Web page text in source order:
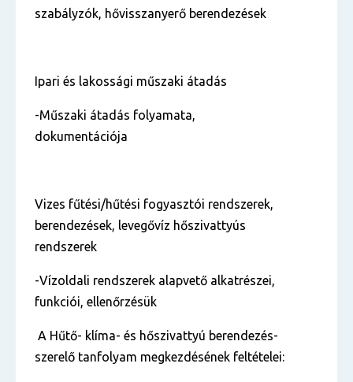
szabályzók, hővisszanyerő berendezések
Ipari és lakossági műszaki átadás
-Műszaki átadás folyamata,
dokumentációja
Vizes fűtési/hűtési fogyasztói rendszerek,
berendezések, levegővíz hőszivattyús
rendszerek
-Vízoldali rendszerek alapvető alkatrészei,
funkciói, ellenőrzésük
A Hűtő- klíma- és hőszivattyú berendezés-
szerelő tanfolyam megkezdésének feltételei: